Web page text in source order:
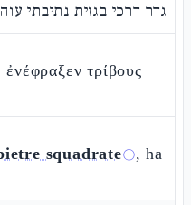
גדר דרכי בגזית נתיבתי עוה
τρίβους
squadrateⓘ, ha